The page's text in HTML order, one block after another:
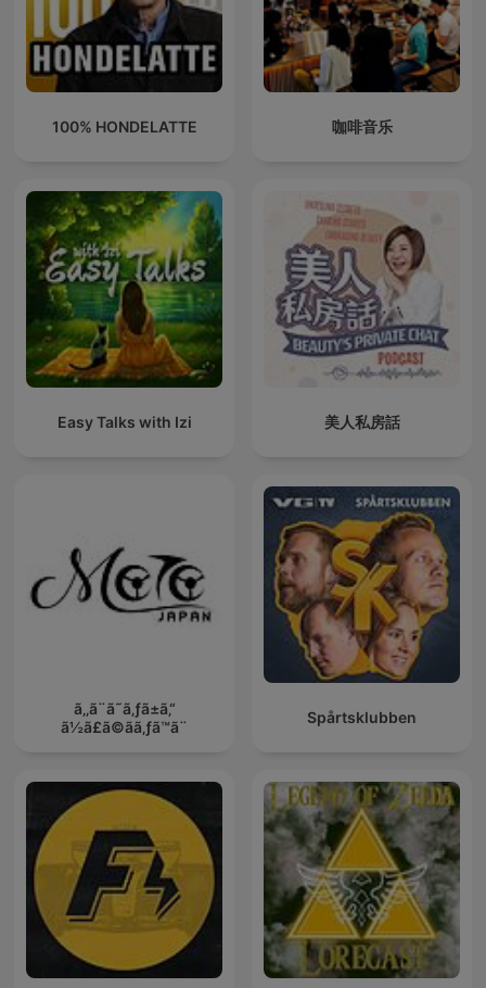
100% HONDELATTE 咖啡音乐
Easy Talks with Izi 美人私房話
ã‚‚ã¨ã˜ã‚ƒã±ã‚“
ã½ã£ã©ãã‚ƒã™ã¨
Spårtsklubben